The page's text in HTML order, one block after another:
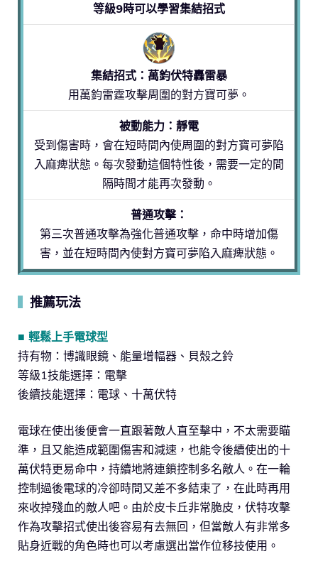
等級9時可以學習集結招式
集結招式：萬鈞伏特轟雷暴
用萬鈞雷霆攻擊周圍的對方寶可夢。
被動能力：靜電
受到傷害時，會在短時間內使周圍的對方寶可夢陷
入麻痺狀態。每次發動這個特性後，需要一定的間
隔時間才能再次發動。
普通攻擊：
第三次普通攻擊為強化普通攻擊，命中時增加傷
害，並在短時間內使對方寶可夢陷入麻痺狀態。
推薦玩法
■ 輕鬆上手電球型
持有物：博識眼鏡、能量增幅器、貝殼之鈴
等級1技能選擇：電擊
後續技能選擇：電球、十萬伏特
電球在使出後便會一直跟著敵人直至擊中，不太需要瞄
準，且又能造成範圍傷害和減速，也能令後續使出的十
萬伏特更易命中，持續地將連鎖控制多名敵人。在一輪
控制過後電球的冷卻時間又差不多結束了，在此時再用
來收掉殘血的敵人吧。由於皮卡丘非常脆皮，伏特攻擊
作為攻擊招式使出後容易有去無回，但當敵人有非常多
貼身近戰的角色時也可以考慮選出當作位移技使用。